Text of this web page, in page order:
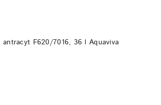
F620/7016, 36 l Aquaviva
DO KOSZYKA